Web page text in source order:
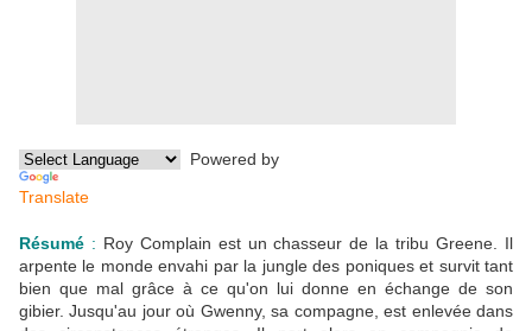
Powered by
Translate
Résumé : Roy Complain est un chasseur de la tribu Greene. Il
arpente le monde envahi par la jungle des poniques et survit tant
bien que mal grâce à ce qu'on lui donne en échange de son
gibier. Jusqu'au jour où Gwenny, sa compagne, est enlevée dans